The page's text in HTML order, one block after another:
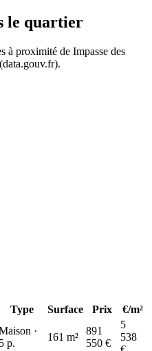
le quartier
à proximité de Impasse des
Type Surface Prix
€/m²
·
5 p.
161 m²
891
550 €
5
538